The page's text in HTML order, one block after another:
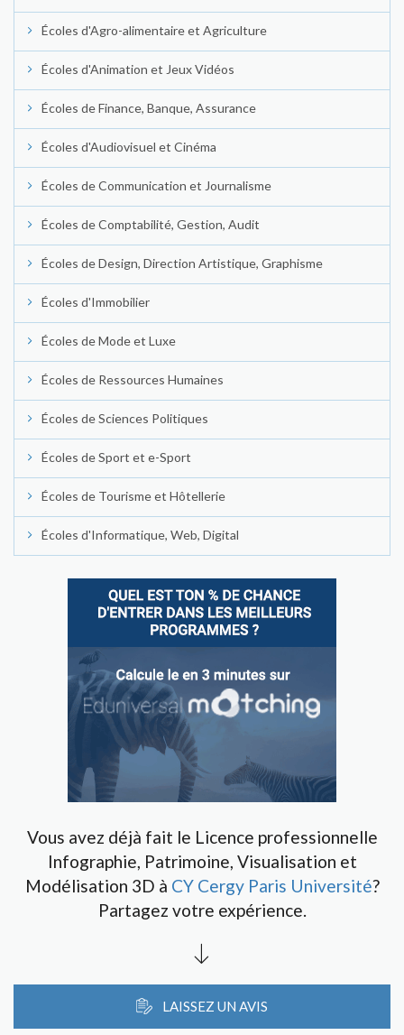
Écoles d'Agro-alimentaire et Agriculture
Écoles d'Animation et Jeux Vidéos
Écoles de Finance, Banque, Assurance
Écoles d'Audiovisuel et Cinéma
Écoles de Communication et Journalisme
Écoles de Comptabilité, Gestion, Audit
Écoles de Design, Direction Artistique, Graphisme
Écoles d'Immobilier
Écoles de Mode et Luxe
Écoles de Ressources Humaines
Écoles de Sciences Politiques
Écoles de Sport et e-Sport
Écoles de Tourisme et Hôtellerie
Écoles d'Informatique, Web, Digital
Vous avez déjà fait le Licence professionnelle
Infographie, Patrimoine, Visualisation et
Modélisation 3D à CY Cergy Paris Université?
Partagez votre expérience.
LAISSEZ UN AVIS